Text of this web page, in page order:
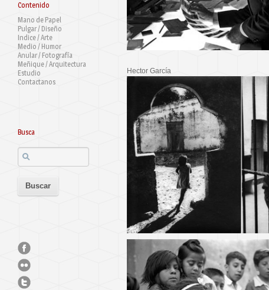
Contenido
Mano de Papel
Pulgar / Diseño
Indice / Arte
Medio / Humor
Anular / Fotografía
Meñique / Arquitectura
Estudio
Contactanos
Busca
Hector García